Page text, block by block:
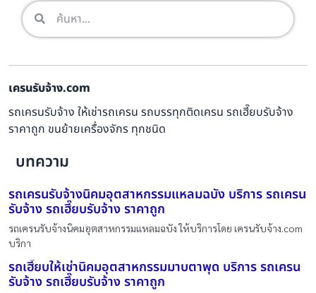
เครนรับจ้าง.com
รถเครนรับจ้าง ให้เช่ารถเครน รถบรรทุกติดเครน รถเฮี๊ยบรับจ้าง
ราคาถูก ขนย้ายเครื่องจักร ทุกชนิด
บทความ
รถเครนรับจ้างนิคมอุตสาหกรรมแหลมฉบัง บริการ รถเครน
รับจ้าง รถเฮี๊ยบรับจ้าง ราคาถูก
รถเครนรับจ้างนิคมอุตสาหกรรมแหลมฉบัง ให้บริการโดย เครนรับจ้าง.com
บริกา
รถเฮี๊ยบให้เช่านิคมอุตสาหกรรมมาบตาพุด บริการ รถเครน
รับจ้าง รถเฮี๊ยบรับจ้าง ราคาถูก